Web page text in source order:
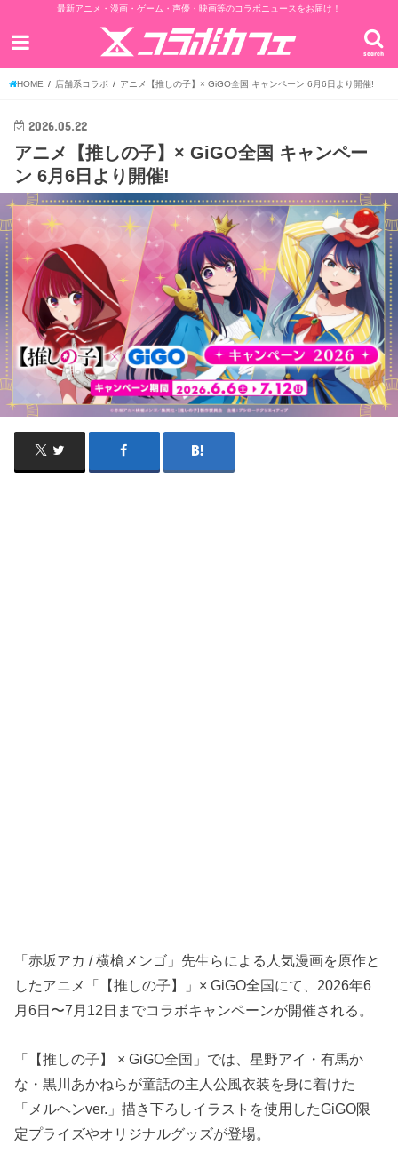
最新アニメ・漫画・ゲーム・声優・映画等のコラボニュースをお届け！
search
HOME 店舗系コラボ アニメ【推しの子】× GiGO全国 キャンペーン 6月6日より開催!
2026.05.22
アニメ【推しの子】× GiGO全国 キャンペー
ン 6月6日より開催!
「赤坂アカ / 横槍メンゴ」先生らによる人気漫画を原作と
したアニメ「【推しの子】」× GiGO全国にて、2026年6
月6日〜7月12日までコラボキャンペーンが開催される。
「【推しの子】 × GiGO全国」では、星野アイ・有馬か
な・黒川あかねらが童話の主人公風衣装を身に着けた
「メルヘンver.」描き下ろしイラストを使用したGiGO限
定プライズやオリジナルグッズが登場。